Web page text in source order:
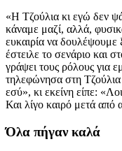
«Η Τζούλια κι εγώ δεν
κάναμε μαζί, αλλά,
ευκαιρία να δουλέψουμε
έστειλε το σενάριο και
γράψει τους ρόλους για
τηλεφώνησα στη Τζούλια
εσύ», κι εκείνη είπε:
Και λίγο καιρό μετά από
Όλα πήγαν καλά